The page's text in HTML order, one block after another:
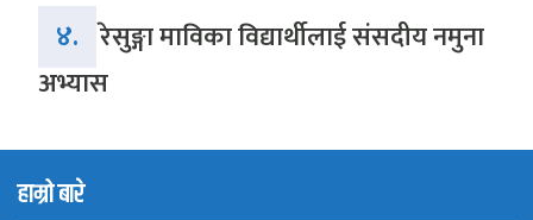
४. रेसुङ्गा माविका विद्यार्थीलाई संसदीय नमुना
अभ्यास
हाम्रो बारे